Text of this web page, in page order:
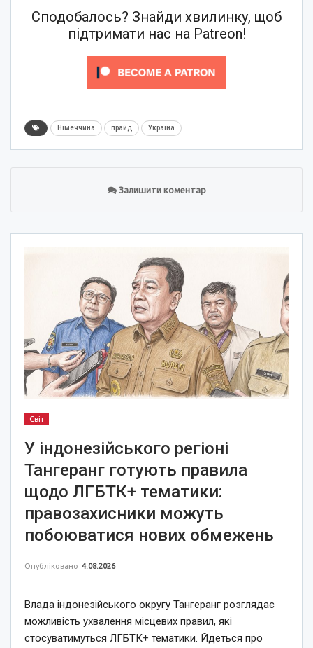
Сподобалось? Знайди хвилинку, щоб
підтримати нас на Patreon!
Німеччина прайд Україна
Залишити коментар
Світ
У індонезійського регіоні
Тангеранг готують правила
щодо ЛГБТК+ тематики:
правозахисники можуть
побоюватися нових обмежень
Опубліковано 4.08.2026
Влада індонезійського округу Тангеранг розглядає
можливість ухвалення місцевих правил, які
стосуватимуться ЛГБТК+ тематики. Йдеться про